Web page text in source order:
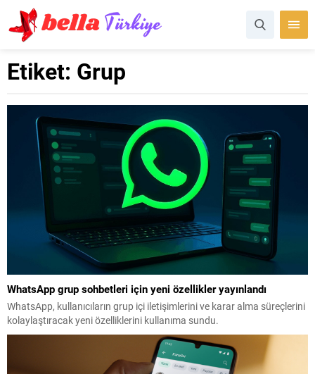
Etiket: Grup
WhatsApp grup sohbetleri için yeni özellikler yayınlandı
WhatsApp, kullanıcıların grup içi iletişimlerini ve karar alma süreçlerini
kolaylaştıracak yeni özelliklerini kullanıma sundu.